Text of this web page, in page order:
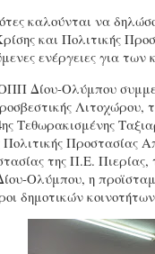
καλούνται να
και Πολιτικής
ενέργειες για
Δίου-Ολύμπου
Τεθωρακισμένης
Προστασίας
της Π.Ε.
Ολύμπου, η
δημοτικών